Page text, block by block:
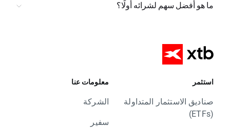
ما هو أفضل سهم لشرائه أولًا؟
استثمر
صناديق الاستثمار المتداولة
(ETFs)
معلومات عنا
الشركة
سفير